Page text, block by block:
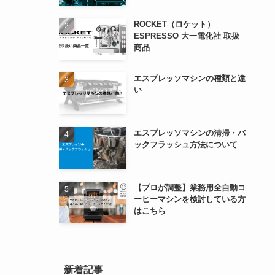
ROCKET（ロケット）
ESPRESSO 大一電化社 取扱
商品
エスプレッソマシンの種類と違
い
エスプレッソマシンの清掃・バ
ックフラッシュ方法について
【プロが調整】業務用全自動コ
ーヒーマシンを検討している方
はこちら
新着記事